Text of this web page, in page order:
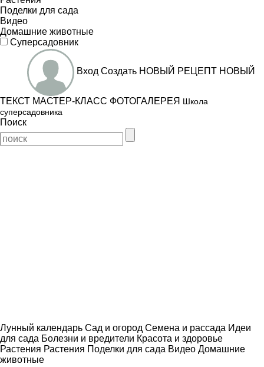
Поделки для сада
Видео
Домашние животные
Суперсадовник
Вход Создать НОВЫЙ РЕЦЕПТ НОВЫЙ
ТЕКСТ МАСТЕР-КЛАСС ФОТОГАЛЕРЕЯ Школа
суперсадовника
Поиск
Лунный календарь Сад и огород Семена и рассада Идеи
для сада Болезни и вредители Красота и здоровье
Растения Растения Поделки для сада Видео Домашние
животные